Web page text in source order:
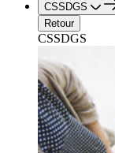
CSSDGS
Retour
CSSDGS